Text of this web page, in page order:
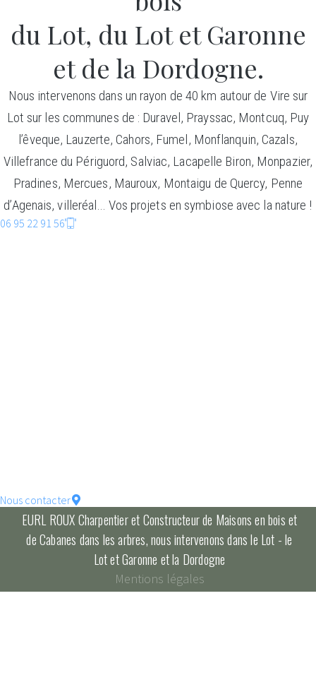
du Lot, du Lot et Garonne
et de la Dordogne.
Nous intervenons dans un rayon de 40 km autour de Vire sur
Lot sur les communes de : Duravel, Prayssac, Montcuq, Puy
l’êveque, Lauzerte, Cahors, Fumel, Monflanquin, Cazals,
Villefrance du Périguord, Salviac, Lacapelle Biron, Monpazier,
Pradines, Mercues, Mauroux, Montaigu de Quercy, Penne
d’Agenais, villeréal… Vos projets en symbiose avec la nature !
06 95 22 91 56
Nous contacter
EURL ROUX Charpentier et Constructeur de Maisons en bois et
de Cabanes dans les arbres, nous intervenons dans le Lot - le
Lot et Garonne et la Dordogne
Mentions légales